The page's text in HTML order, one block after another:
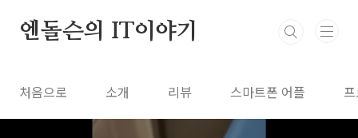
엔돌슨의 IT이야기
처음으로 소개 리뷰 스마트폰 어플